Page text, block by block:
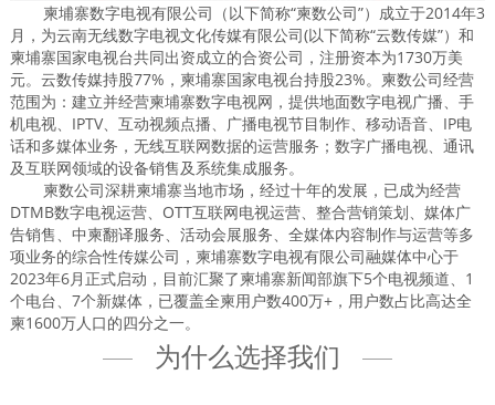
柬埔寨数字电视有限公司（以下简称“柬数公司”）成立于2014年3
月，为云南无线数字电视文化传媒有限公司(以下简称“云数传媒”）和
柬埔寨国家电视台共同出资成立的合资公司，注册资本为1730万美
元。云数传媒持股77%，柬埔寨国家电视台持股23%。柬数公司经营
范围为：建立并经营柬埔寨数字电视网，提供地面数字电视广播、手
机电视、IPTV、互动视频点播、广播电视节目制作、移动语音、IP电
话和多媒体业务，无线互联网数据的运营服务；数字广播电视、通讯
及互联网领域的设备销售及系统集成服务。
柬数公司深耕柬埔寨当地市场，经过十年的发展，已成为经营
DTMB数字电视运营、OTT互联网电视运营、整合营销策划、媒体广
告销售、中柬翻译服务、活动会展服务、全媒体内容制作与运营等多
项业务的综合性传媒公司，柬埔寨数字电视有限公司融媒体中心于
2023年6月正式启动，目前汇聚了柬埔寨新闻部旗下5个电视频道、1
个电台、7个新媒体，已覆盖全柬用户数400万+，用户数占比高达全
柬1600万人口的四分之一。
为什么选择我们